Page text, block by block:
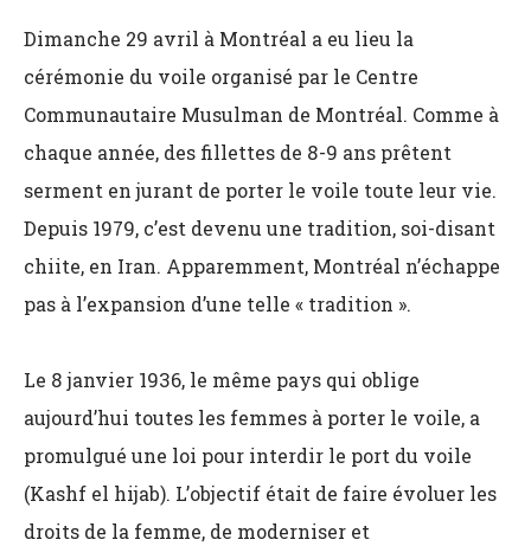
Dimanche 29 avril à Montréal a eu lieu la
cérémonie du voile organisé par le Centre
Communautaire Musulman de Montréal. Comme à
chaque année, des fillettes de 8-9 ans prêtent
serment en jurant de porter le voile toute leur vie.
Depuis 1979, c’est devenu une tradition, soi-disant
chiite, en Iran. Apparemment, Montréal n’échappe
pas à l’expansion d’une telle « tradition ».
Le 8 janvier 1936, le même pays qui oblige
aujourd’hui toutes les femmes à porter le voile, a
promulgué une loi pour interdir le port du voile
(Kashf el hijab). L’objectif était de faire évoluer les
droits de la femme, de moderniser et